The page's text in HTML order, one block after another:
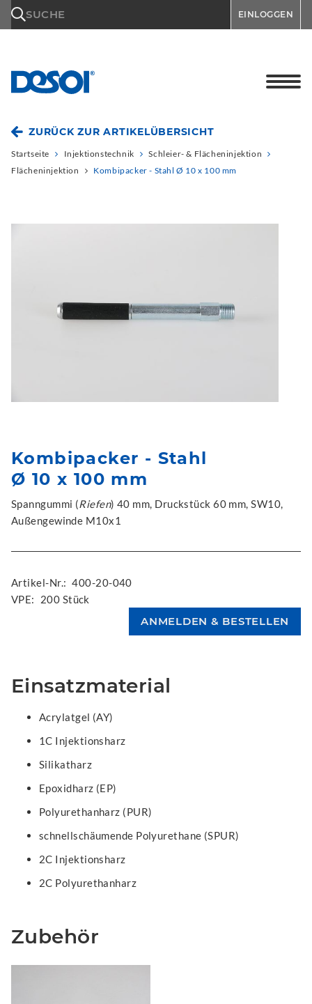
SUCHE EINLOGGEN
ZURÜCK ZUR ARTIKELÜBERSICHT
Startseite Injektionstechnik
Schleier- & Flächeninjektion
Flächeninjektion
Kombipacker - Stahl Ø 10 x 100 mm
Kombipacker - Stahl
Ø 10 x 100 mm
Spanngummi (Riefen) 40 mm, Druckstück 60 mm, SW10,
Außengewinde M10x1
Artikel-Nr.: 400-20-040
VPE:
200 Stück
Einsatzmaterial
Acrylatgel (AY)
1C Injektionsharz
Silikatharz
Epoxidharz (EP)
Polyurethanharz (PUR)
schnellschäumende Polyurethane (SPUR)
2C Injektionsharz
2C Polyurethanharz
Zubehör